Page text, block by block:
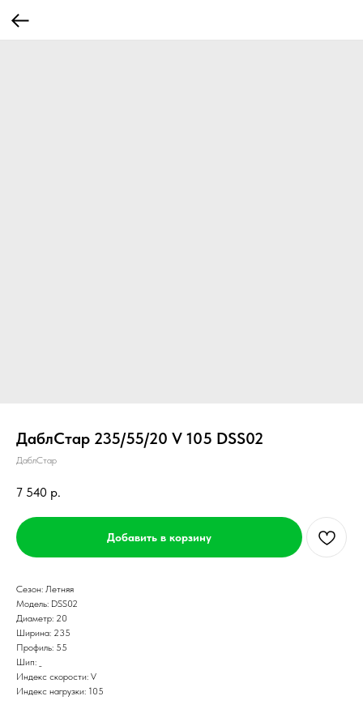
ДаблСтар 235/55/20 V 105 DSS02
ДаблСтар
7 540 р.
Добавить в корзину
Сезон: Летняя
Модель: DSS02
Диаметр: 20
Ширина: 235
Профиль: 55
Шип: _
Индекс скорости: V
Индекс нагрузки: 105